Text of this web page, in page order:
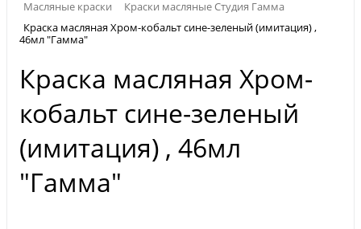
Масляные краски
Краски масляные Студия Гамма
Краска масляная Хром-кобальт сине-зеленый (имитация) ,
46мл "Гамма"
Краска масляная Хром-
кобальт сине-зеленый
(имитация) , 46мл
"Гамма"